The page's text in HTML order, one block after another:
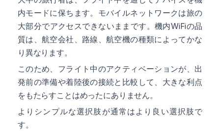
内モードに保ちます。モバイルネットワークは旅の
大部分でアクセスできないままです。機内WiFiの品
質は、航空会社、路線、航空機の種類によってかな
り異なります。
このため、フライト中のアクティベーションが、出
発前の準備や着陸後の接続と比較して、大きな利点
をもたらすことはめったにありません。
よりシンプルな選択肢が通常はより良い選択肢で
す。